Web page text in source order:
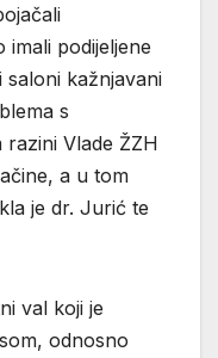
podijeljene
saloni kažnjavani
s
razini Vlade ŽZH
a u tom
je dr. Jurić te
val koji je
odnosno